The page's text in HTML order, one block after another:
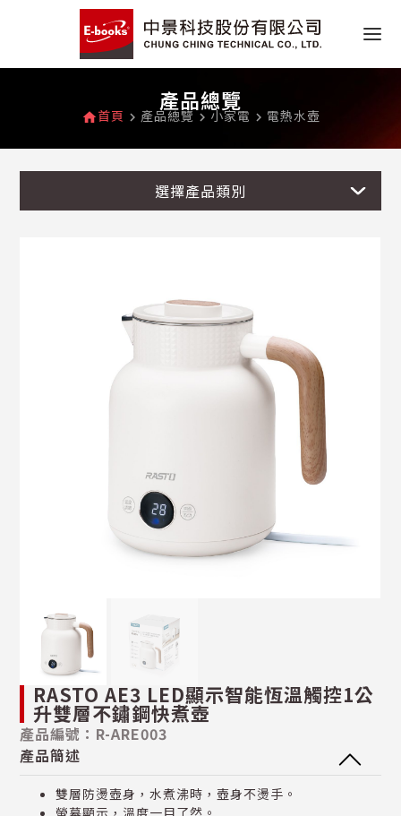
產品總覽
home首頁 navigate_next 產品總覽 navigate_next 小家電 navigate_next 電熱水壺
選擇產品類別
RASTO AE3 LED顯示智能恆溫觸控1公
升雙層不鏽鋼快煮壺
產品編號：R-ARE003
產品簡述
雙層防燙壺身，水煮沸時，壺身不燙手。
螢幕顯示，溫度一目了然。